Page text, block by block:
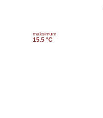
maksimum
15.5 °C